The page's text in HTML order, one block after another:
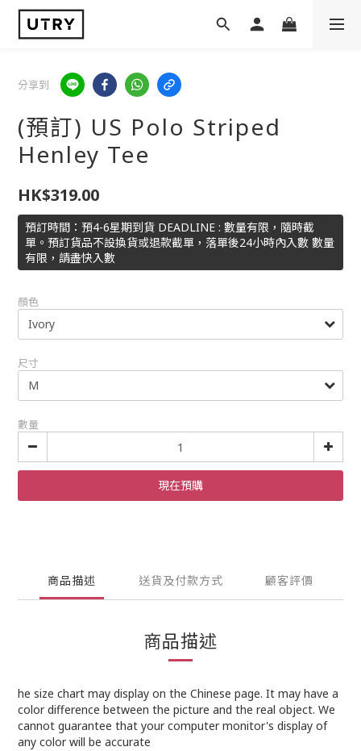
分享到
(預訂) US Polo Striped
Henley Tee
HK$319.00
預訂時間：預4-6星期到貨 DEADLINE : 數量有限，隨時截
單。預訂貨品不設換貨或退款截單，落單後24小時內入數 數量
有限，請盡快入數
顏色
尺寸
數量
現在預購
商品描述 送貨及付款方式 顧客評價
商品描述
he size chart may display on the Chinese page. It may have a
color difference between the picture and the real object. We
cannot guarantee that your computer monitor's display of
any color will be accurate